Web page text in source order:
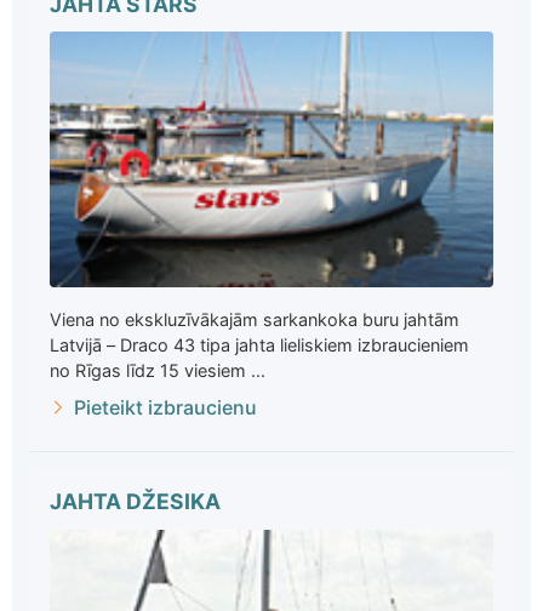
Viena no ekskluzīvākajām sarkankoka buru jahtām
Latvijā – Draco 43 tipa jahta lieliskiem izbraucieniem
no Rīgas līdz 15 viesiem ...
Pieteikt izbraucienu
JAHTA DŽESIKA